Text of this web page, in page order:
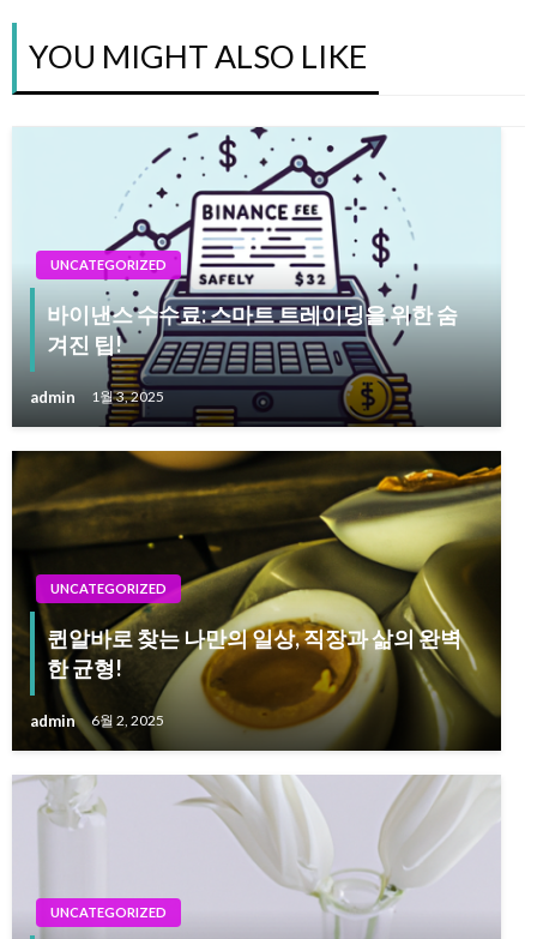
YOU MIGHT ALSO LIKE
UNCATEGORIZED
바이낸스 수수료: 스마트 트레이딩을 위한 숨
겨진 팁!
admin 1월 3, 2025
UNCATEGORIZED
퀸알바로 찾는 나만의 일상, 직장과 삶의 완벽
한 균형!
admin 6월 2, 2025
UNCATEGORIZED